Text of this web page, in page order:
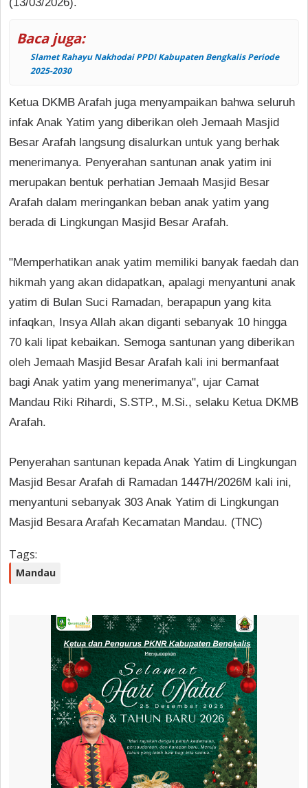
Baca juga:
Slamet Rahayu Nakhodai PPDI Kabupaten Bengkalis Periode
2025-2030
Ketua DKMB Arafah juga menyampaikan bahwa seluruh
infak Anak Yatim yang diberikan oleh Jemaah Masjid
Besar Arafah langsung disalurkan untuk yang berhak
menerimanya. Penyerahan santunan anak yatim ini
merupakan bentuk perhatian Jemaah Masjid Besar
Arafah dalam meringankan beban anak yatim yang
berada di Lingkungan Masjid Besar Arafah.
"Memperhatikan anak yatim memiliki banyak faedah dan
hikmah yang akan didapatkan, apalagi menyantuni anak
yatim di Bulan Suci Ramadan, berapapun yang kita
infaqkan, Insya Allah akan diganti sebanyak 10 hingga
70 kali lipat kebaikan. Semoga santunan yang diberikan
oleh Jemaah Masjid Besar Arafah kali ini bermanfaat
bagi Anak yatim yang menerimanya", ujar Camat
Mandau Riki Rihardi, S.STP., M.Si., selaku Ketua DKMB
Arafah.
Penyerahan santunan kepada Anak Yatim di Lingkungan
Masjid Besar Arafah di Ramadan 1447H/2026M kali ini,
menyantuni sebanyak 303 Anak Yatim di Lingkungan
Masjid Besara Arafah Kecamatan Mandau. (TNC)
Tags:
Mandau